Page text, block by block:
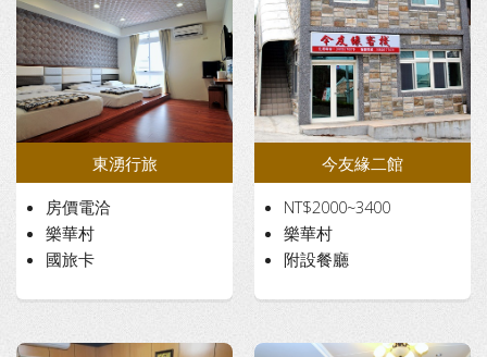
東湧行旅
房價電洽
樂華村
國旅卡
今友緣二館
NT$2000~3400
樂華村
附設餐廳